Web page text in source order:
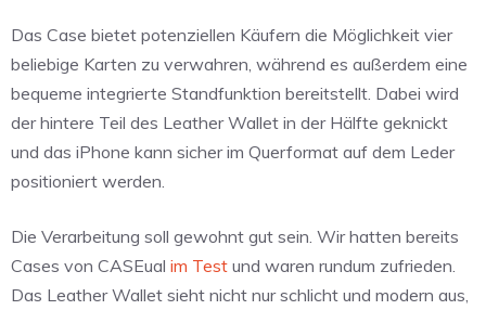
Das Case bietet potenziellen Käufern die Möglichkeit vier
beliebige Karten zu verwahren, während es außerdem eine
bequeme integrierte Standfunktion bereitstellt. Dabei wird
der hintere Teil des Leather Wallet in der Hälfte geknickt
und das iPhone kann sicher im Querformat auf dem Leder
positioniert werden.
Die Verarbeitung soll gewohnt gut sein. Wir hatten bereits
Cases von CASEual im Test und waren rundum zufrieden.
Das Leather Wallet sieht nicht nur schlicht und modern aus,